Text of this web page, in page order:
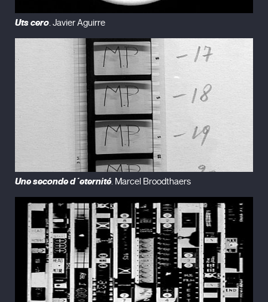
Uts cero. Javier Aguirre
Une seconde d´eternité. Marcel Broodthaers